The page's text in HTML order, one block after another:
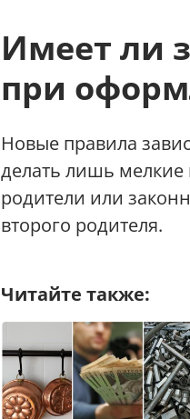
Имеет ли
при
Новые правила
делать лишь мелкие
родители или
второго родителя.
Читайте также: